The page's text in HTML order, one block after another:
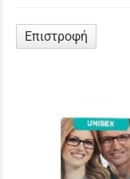
Επιστροφή